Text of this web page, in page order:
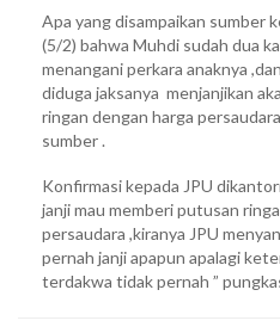
Apa yang disampaikan sumber
(5/2) bahwa Muhdi sudah dua
menangani perkara anaknya
diduga jaksanya menjanjikan
ringan dengan harga
sumber .
Konfirmasi kepada JPU
janji mau memberi putusan
persaudara ,kiranya JPU
pernah janji apapun apalagi
terdakwa tidak pernah ”